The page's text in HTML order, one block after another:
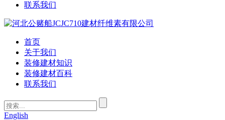
联系我们
首页
关于我们
装修建材知识
装修建材百科
联系我们
English